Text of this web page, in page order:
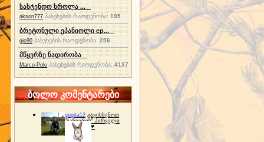
სასტენდო სროლა ...
akson777 პასუხების რაოდენობა:195
ბრეტონული ეპანიოლი ep...
gio90 პასუხების რაოდენობა:256
მწყერზე ნადირობა
Marco-Polo პასუხების რაოდენობა:4137
ბოლო კომენტარები
gogita12 გავიხსენოთ
"ბაზიერის" პირველი
ტურნირი ❤